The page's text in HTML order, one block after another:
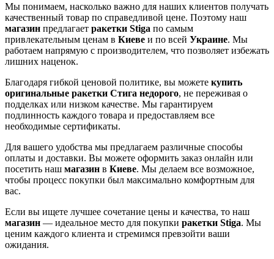
Мы понимаем, насколько важно для наших клиентов получать
качественный товар по справедливой цене. Поэтому наш
магазин предлагает ракетки Stiga по самым
привлекательным ценам в Киеве и по всей Украине. Мы
работаем напрямую с производителем, что позволяет избежать
лишних наценок.
Благодаря гибкой ценовой политике, вы можете купить
оригинальные ракетки Стига недорого, не переживая о
подделках или низком качестве. Мы гарантируем
подлинность каждого товара и предоставляем все
необходимые сертификаты.
Для вашего удобства мы предлагаем различные способы
оплаты и доставки. Вы можете оформить заказ онлайн или
посетить наш магазин в Киеве. Мы делаем все возможное,
чтобы процесс покупки был максимально комфортным для
вас.
Если вы ищете лучшее сочетание цены и качества, то наш
магазин — идеальное место для покупки ракетки Stiga. Мы
ценим каждого клиента и стремимся превзойти ваши
ожидания.